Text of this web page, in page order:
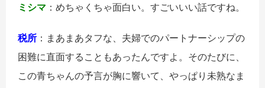
ミシマ ：めちゃくちゃ面白い。すごいいい話ですね。
税所 ：まあまあタフな、夫婦でのパートナーシップの
困難に直面することもあったんですよ。そのたびに、
この青ちゃんの予言が胸に響いて、やっぱり未熟なま